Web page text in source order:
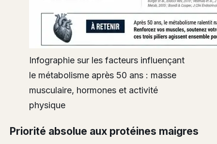
Infographie sur les facteurs influençant
le métabolisme après 50 ans : masse
musculaire, hormones et activité
physique
Priorité absolue aux protéines maigres